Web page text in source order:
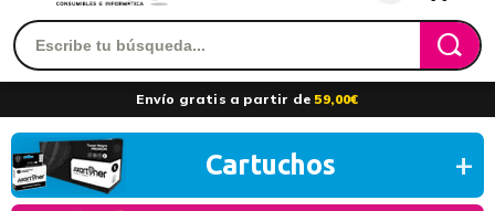
entrar
Envío gratis a partir de 59,00€
Cartuchos